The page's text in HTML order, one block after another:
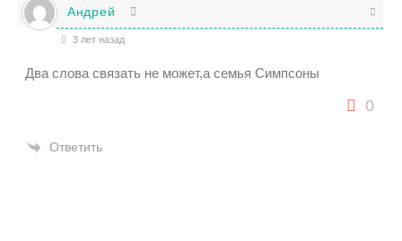
Андрей
3 лет назад
Два слова связать не может,а семья Симпсоны
0
Ответить